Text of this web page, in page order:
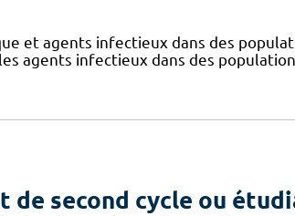
et agents infectieux dans des
agents infectieux dans des
de second cycle ou